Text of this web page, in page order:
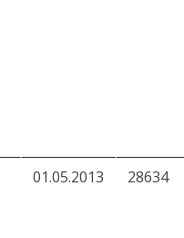
01.05.2013 28634